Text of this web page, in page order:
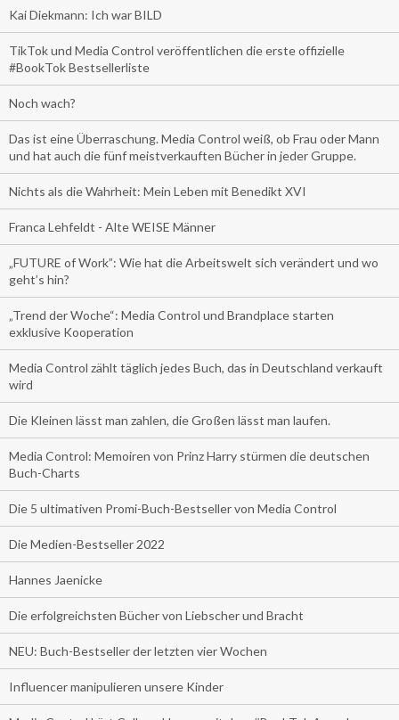
Kai Diekmann: Ich war BILD
TikTok und Media Control veröffentlichen die erste offizielle
#BookTok Bestsellerliste
Noch wach?
Das ist eine Überraschung. Media Control weiß, ob Frau oder Mann
und hat auch die fünf meistverkauften Bücher in jeder Gruppe.
Nichts als die Wahrheit: Mein Leben mit Benedikt XVI
Franca Lehfeldt - Alte WEISE Männer
„FUTURE of Work”: Wie hat die Arbeitswelt sich verändert und wo
geht’s hin?
„Trend der Woche“: Media Control und Brandplace starten
exklusive Kooperation
Media Control zählt täglich jedes Buch, das in Deutschland verkauft
wird
Die Kleinen lässt man zahlen, die Großen lässt man laufen.
Media Control: Memoiren von Prinz Harry stürmen die deutschen
Buch-Charts
Die 5 ultimativen Promi-Buch-Bestseller von Media Control
Die Medien-Bestseller 2022
Hannes Jaenicke
Die erfolgreichsten Bücher von Liebscher und Bracht
NEU: Buch-Bestseller der letzten vier Wochen
Influencer manipulieren unsere Kinder